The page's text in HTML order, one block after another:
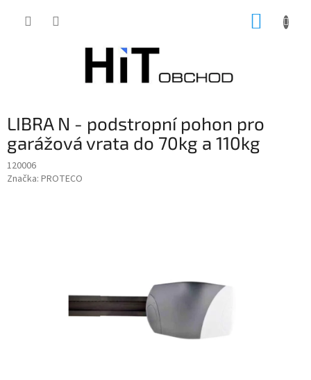
LIBRA N - podstropní pohon pro
garážová vrata do 70kg a 110kg
120006
Značka: PROTECO